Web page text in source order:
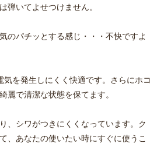
弾いてよせつけません。
のパチッとする感じ・・・不快ですよ
を発生しにくく快適です。さらにホコ
麗で清潔な状態を保てます。
、シワがつきにくくなっています。ク
、あなたの使いたい時にすぐに使うこ